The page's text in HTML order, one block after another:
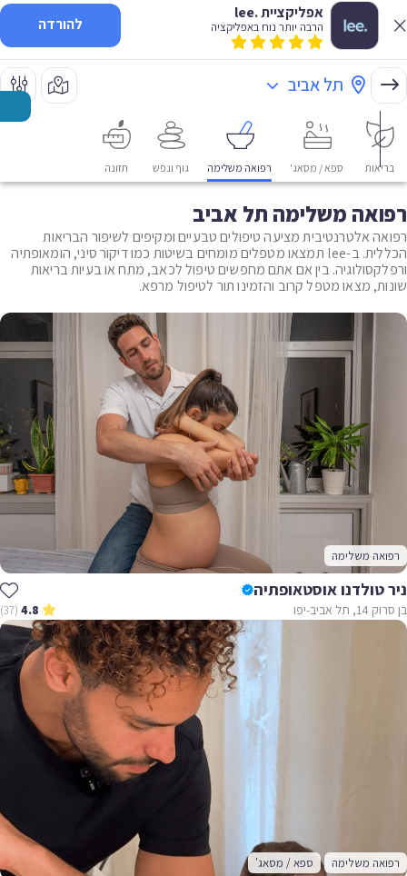
אפליקציית .lee
הרבה יותר נוח באפליקציה להורדה
תל אביב
בריאות ספא / מסאג' רפואה משלימה גוף ונפש תזונה
רפואה משלימה תל אביב
רפואה אלטרנטיבית מציעה טיפולים טבעיים ומקיפים לשיפור הבריאות
הכללית. ב-lee תמצאו מטפלים מומחים בשיטות כמו דיקור סיני, הומאופתיה
ורפלקסולוגיה. בין אם אתם מחפשים טיפול לכאב, מתח או בעיות בריאות
שונות, מצאו מטפל קרוב והזמינו תור לטיפול מרפא.
רפואה משלימה
ניר טולדנו אוסטאופתיה
בן סרוק 14, תל אביב-יפו 4.8
(37)
רפואה משלימה ספא / מסאג'